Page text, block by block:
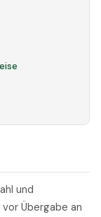
und
Übergabe an